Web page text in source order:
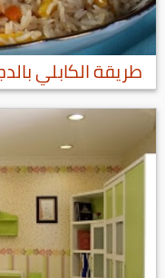
طريقة الكابلي